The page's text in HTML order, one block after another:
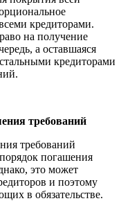
кредиторами.
на получение
а оставшаяся
кредиторами
требований
требований
погашения
это может
и поэтому
в обязательстве.